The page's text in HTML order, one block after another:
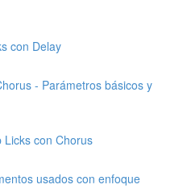
con Delay
- Parámetros básicos y
Licks con Chorus
usados con enfoque